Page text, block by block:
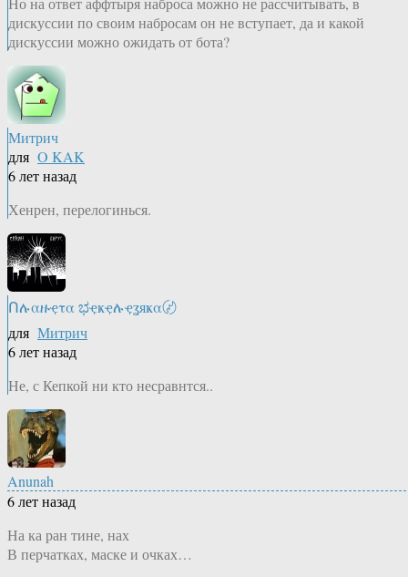
дискуссии по своим набросам он не вступает, да и какой
дискуссии можно ожидать от бота?
Митрич
для O KAK
6 лет назад
Хенрен, перелогинься.
Ոሉαዙҿτα ಭҿҝҿሉҿʓяҝα〄
для Митрич
6 лет назад
Не, с Кепкой ни кто несравнтся..
Anunah
6 лет назад
На ка ран тине, нах
В перчатках, маске и очках…